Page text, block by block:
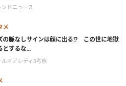
ンドニュース
メ
の脈なしサインは顔に出る!? この世に地獄
とするな...
ルオアレディ3考察